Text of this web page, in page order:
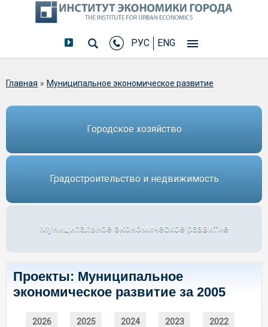
РУС ENG
Вы здесь
Главная » Муниципальное экономическое развитие
Городское хозяйство
Градостроительство и недвижимость
Муниципальное экономическое развитие
Проекты: Муниципальное
экономическое развитие за 2005
2026 2025 2024 2023 2022